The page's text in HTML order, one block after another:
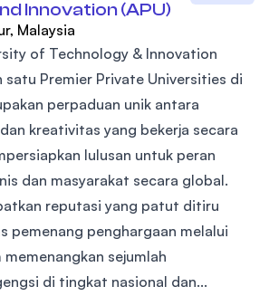
Innovation (APU)
Malaysia
of Technology & Innovation
satu Premier Private Universities di
perpaduan unik antara
kreativitas yang bekerja secara
lulusan untuk peran
dan masyarakat secara global.
reputasi yang patut ditiru
pemenang penghargaan melalui
sejumlah
di tingkat nasional dan...